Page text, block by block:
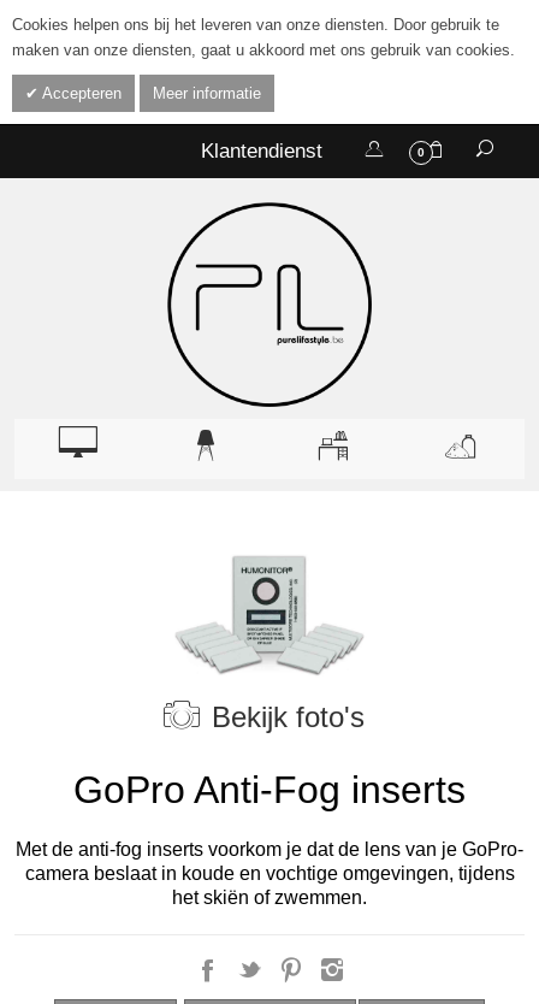
Cookies helpen ons bij het leveren van onze diensten. Door gebruik te
maken van onze diensten, gaat u akkoord met ons gebruik van cookies.
Accepteren Meer informatie
0
Klantendienst
Bekijk foto's
GoPro Anti-Fog inserts
Met de anti-fog inserts voorkom je dat de lens van je GoPro-
camera beslaat in koude en vochtige omgevingen, tijdens
het skiën of zwemmen.